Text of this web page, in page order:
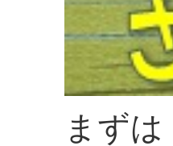
まず